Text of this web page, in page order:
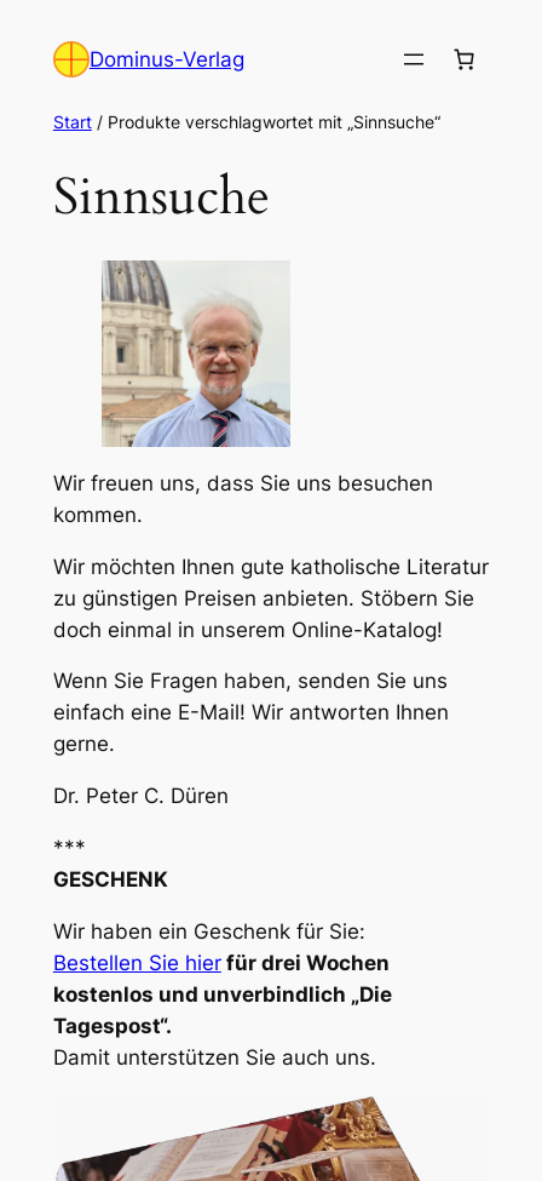
Inhalt
Dominus-Verlag
Start/ Produkte verschlagwortet mit „Sinnsuche“
Sinnsuche
Wir freuen uns, dass Sie uns besuchen
kommen.
Wir möchten Ihnen gute katholische Literatur
zu günstigen Preisen anbieten. Stöbern Sie
doch einmal in unserem Online-Katalog!
Wenn Sie Fragen haben, senden Sie uns
einfach eine E-Mail! Wir antworten Ihnen
gerne.
Dr. Peter C. Düren
***
GESCHENK
Wir haben ein Geschenk für Sie:
Bestellen Sie hier für drei Wochen
kostenlos und unverbindlich „Die
Tagespost“.
Damit unterstützen Sie auch uns.